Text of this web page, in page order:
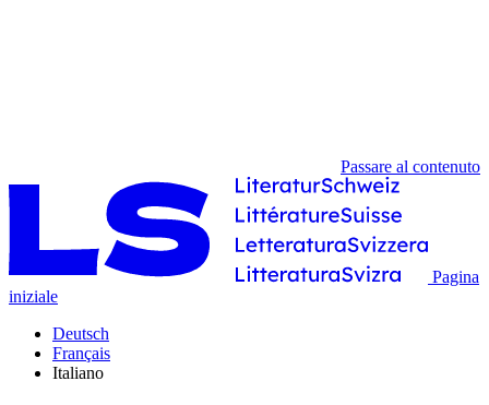
Passare al contenuto
Pagina
iniziale
Deutsch
Français
Italiano